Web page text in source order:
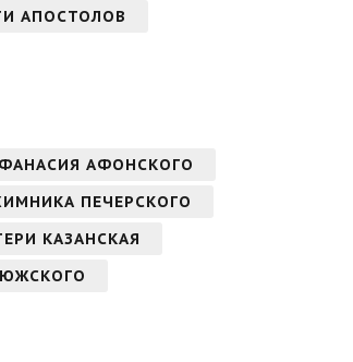
АПОСТОЛОВ
АФОНСКОГО
ПЕЧЕРСКОГО
КАЗАНСКАЯ